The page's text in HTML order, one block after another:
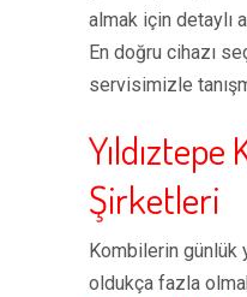
almak için detaylı
En doğru cihazı
servisimizle
Şirketleri
Kombilerin günlük
oldukça fazla